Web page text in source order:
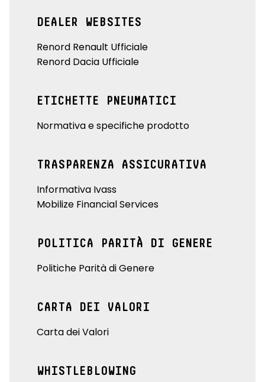
DEALER WEBSITES
Renord Renault Ufficiale
Renord Dacia Ufficiale
ETICHETTE PNEUMATICI
Normativa e specifiche prodotto
TRASPARENZA ASSICURATIVA
Informativa Ivass
Mobilize Financial Services
POLITICA PARITÀ DI GENERE
Politiche Parità di Genere
CARTA DEI VALORI
Carta dei Valori
WHISTLEBLOWING